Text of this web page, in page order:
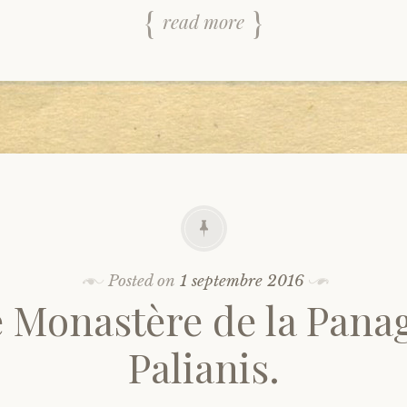
read more
Posted on1 septembre 2016
Monastère de la
Palianis.